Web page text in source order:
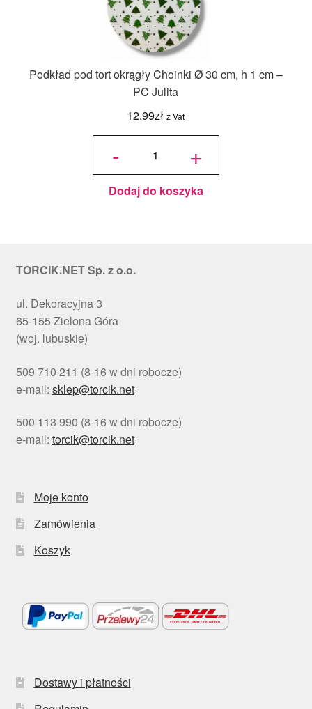
Podkład pod tort okrągły Choinki Ø 30 cm, h 1 cm –
PC Julita
12.99zł z Vat
-
ilość
okrągły
Choinki
cm, h 1
cm - PC
+
Dodaj do koszyka
TORCIK.NET Sp. z o.o.
ul. Dekoracyjna 3
65-155 Zielona Góra
(woj. lubuskie)
509 710 211 (8-16 w dni robocze)
e-mail: sklep@torcik.net
500 113 990 (8-16 w dni robocze)
e-mail: torcik@torcik.net
Moje konto
Zamówienia
Koszyk
Dostawy i płatności